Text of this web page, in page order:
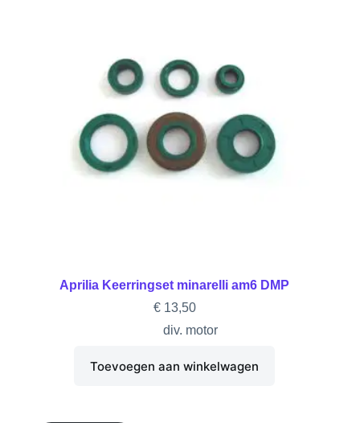
Aprilia Keerringset minarelli am6 DMP
€13,50
div. motor
Toevoegen aan winkelwagen